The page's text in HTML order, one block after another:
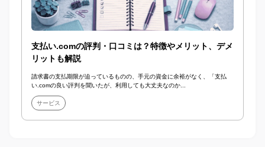
支払い.comの評判・口コミは？特徴やメリット、デメ
リットも解説
請求書の支払期限が迫っているものの、手元の資金に余裕がなく、「支払
い.comの良い評判を聞いたが、利用しても大丈夫なのか...
サービス